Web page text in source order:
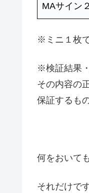
MAサイン
※ミニ１枚
※検証結果
その内容の
保証するも
何をおいて
それだけで